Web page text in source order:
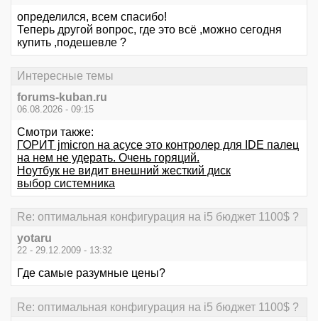
определился, всем спасибо!
Теперь другой вопрос, где это всё ,можно сегодня
купить ,подешевле ?
Интересные темы
forums-kuban.ru
06.08.2026 - 09:15
Смотри также:
ГОРИТ jmicron на асусе это контролер для IDE палец
на нем не удерать. Очень горяций.
Ноутбук не видит внешний жесткий диск
выбор системника
Re: оптимальная конфигурация на i5 бюджет 1100$ ?
yotaru
22 - 29.12.2009 - 13:32
Где самые разумные цены?
Re: оптимальная конфигурация на i5 бюджет 1100$ ?